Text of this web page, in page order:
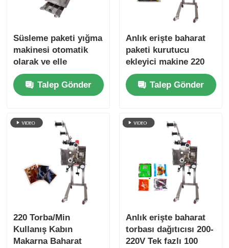
Toz Paketleme Makinası
Diğer makine
Paketleme İşleme Hizmetleri
Uzmanlıklı Üretim hattı
Süsleme paketi yığma
makinesi otomatik
olarak ve elle
yığmadan düzgün bir
şekilde yığılır
Talep Gönder
Anlık erişte baharat
paketi kurutucu
ekleyici makine 220
torba/dakikada
Talep Gönder
220 Torba/Min
Kullanış Kabın
Makarna Baharat
Anlık erişte baharat
torbası dağıtıcısı 200-
220V Tek fazlı 100